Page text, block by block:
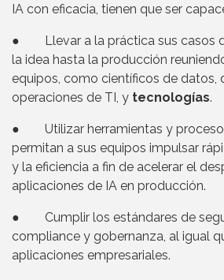
IA con eficacia, tienen que ser
● Llevar a la práctica sus casos
la idea hasta la producción
equipos, como científicos de datos,
operaciones de TI, y tecnologías.
● Utilizar herramientas y
permitan a sus equipos impulsar
y la eficiencia a fin de acelerar el
aplicaciones de IA en producción.
● Cumplir los estándares de
compliance y gobernanza, al igual
aplicaciones empresariales.